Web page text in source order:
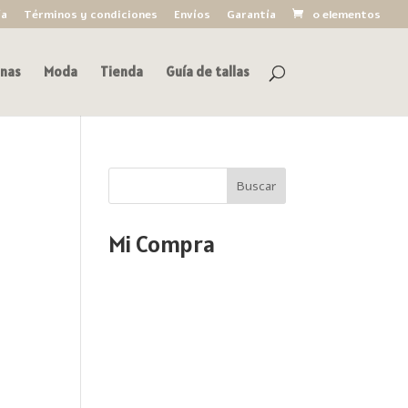
Términos y condiciones Envíos Garantía 0 elementos
Moda Tienda Guía de tallas
Buscar
Mi Compra